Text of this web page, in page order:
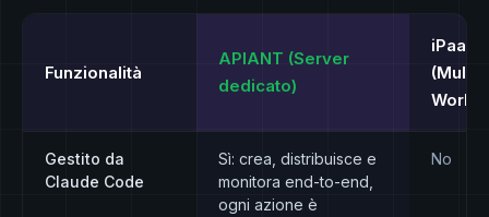
Funzionalità
APIANT (Server
dedicato)
iPaaS
Gestito da
Claude Code
Sì: crea, distribuisce e
monitora end-to-end,
ogni azione è
No